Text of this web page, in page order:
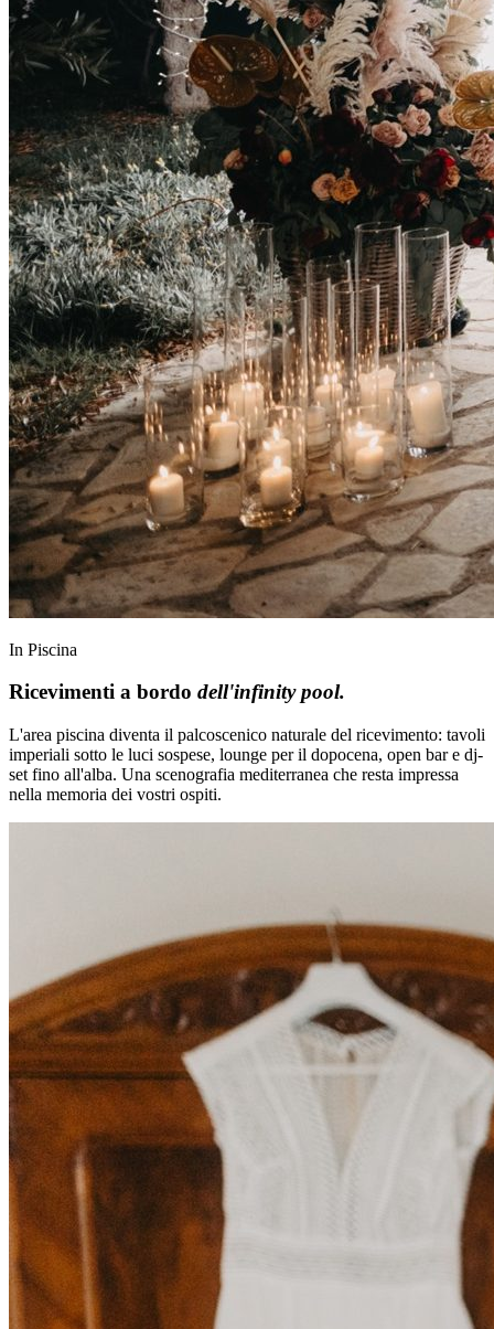
In Piscina
Ricevimenti a bordo dell'infinity pool.
L'area piscina diventa il palcoscenico naturale del ricevimento: tavoli
imperiali sotto le luci sospese, lounge per il dopocena, open bar e dj-
set fino all'alba. Una scenografia mediterranea che resta impressa
nella memoria dei vostri ospiti.